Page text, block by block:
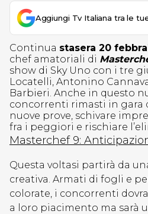
Aggiungi Tv Italiana tra le
Continua stasera 20
chef amatoriali di
show di Sky Uno con i tre
Locatelli, Antonino
Barbieri. Anche in questo
concorrenti rimasti in gara
nuove prove, schivare
fra i peggiori e rischiare
Masterchef 9:
Questa voltasi partirà da
creativa. Armati di fogli e
colorate, i concorrenti
a loro piacimento ma sarà